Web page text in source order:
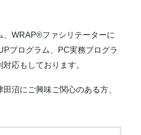
、WRAP®ファシリテーターに
プログラム、PC実務プログラ
応もしております。
沼にご興味ご関心のある方、